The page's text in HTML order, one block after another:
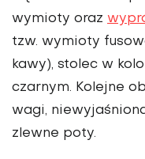
wymioty oraz
tzw. wymioty
kawy), stolec w
czarnym. Kolejne
wagi,
zlewne poty.